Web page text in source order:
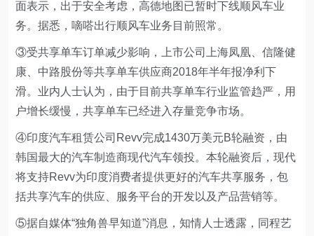
面表示，出于安全考虑，高德地图已暂时下线顺风车业
务。据悉，嘀嗒出行顺风车业务目前照常。
③受共享单车订单减少影响，上市公司上海凤凰、信隆健
康、中路股份等共享单车供应商2018年半年报净利下
滑。业内人士认为，由于目前共享单车行业监管趋严，用
户增长缓慢，共享单车已经进入存量竞争市场。
④印度汽车租赁公司Revv完成1430万美元B轮融资，由
韩国最大的汽车制造商现代汽车领投。本轮融资后，现代
将支持Revv为印度消费者提供更好的汽车共享服务，包
括共享汽车的供应、服务平台的开发以及产品营销等。
⑤据自媒体“独角兽早知道”消息，知情人士透露，同程艺